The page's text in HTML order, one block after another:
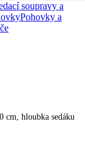
soupravy a
Pohovky a
cm, hloubka sedáku